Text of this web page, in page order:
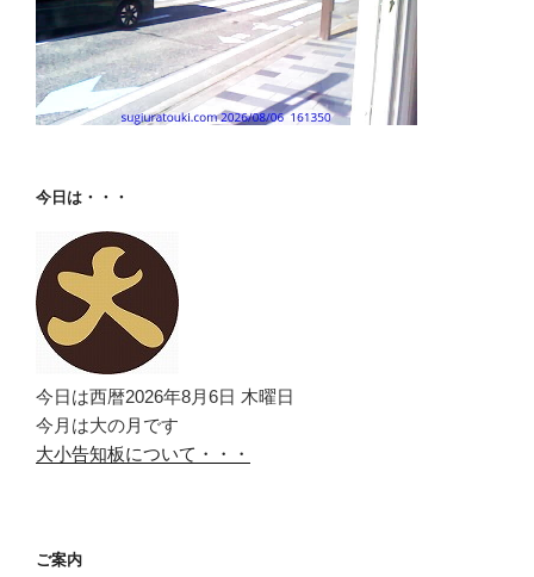
今日は・・・
今日は西暦2026年8月6日 木曜日
今月は大の月です
大小告知板について・・・
ご案内